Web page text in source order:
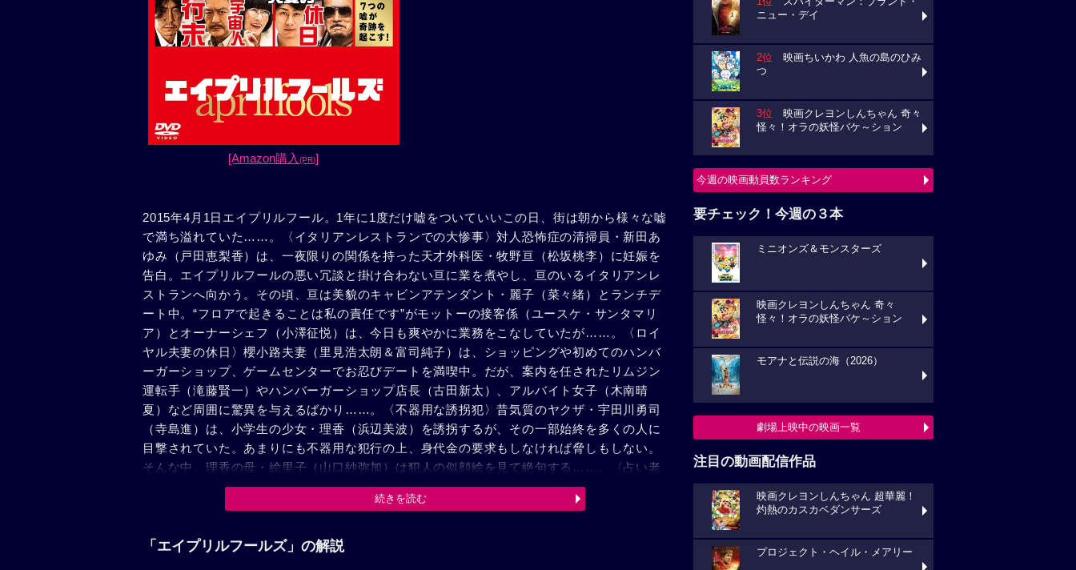
[Amazon購入(PR)]
2015年4月1日エイプリルフール。1年に1度だけ嘘をついていいこの日、街は朝から様々な嘘
で満ち溢れていた……。〈イタリアンレストランでの大惨事〉対人恐怖症の清掃員・新田あ
ゆみ（戸田恵梨香）は、一夜限りの関係を持った天才外科医・牧野亘（松坂桃李）に妊娠を
告白。エイプリルフールの悪い冗談と掛け合わない亘に業を煮やし、亘のいるイタリアンレ
ストランへ向かう。その頃、亘は美貌のキャビンアテンダント・麗子（菜々緒）とランチデ
ート中。“フロアで起きることは私の責任です”がモットーの接客係（ユースケ・サンタマリ
ア）とオーナーシェフ（小澤征悦）は、今日も爽やかに業務をこなしていたが……。〈ロイ
ヤル夫妻の休日〉櫻小路夫妻（里見浩太朗＆富司純子）は、ショッピングや初めてのハンバ
ーガーショップ、ゲームセンターでお忍びデートを満喫中。だが、案内を任されたリムジン
運転手（滝藤賢一）やハンバーガーショップ店長（古田新太）、アルバイト女子（木南晴
夏）など周囲に驚異を与えるばかり……。〈不器用な誘拐犯〉昔気質のヤクザ・宇田川勇司
（寺島進）は、小学生の少女・理香（浜辺美波）を誘拐するが、その一部始終を多くの人に
目撃されていた。あまりにも不器用な犯行の上、身代金の要求もしなければ脅しもしない。
そんな中、理香の母・絵里子（山口紗弥加）は犯人の似顔絵を見て絶句する……。〈占い老
婆の真実〉過去にトラウマを抱えた刑事・小野（高嶋政伸）は、不運続きの救急隊員（岡田
将生）から除霊師の老婆（りりィ）が大金を巻き上げている事を掴み、連行する。取り調べ
ので小野は全く取り合わない……。〈42年ぶり涙の生還〉11歳の時、父親と漁に出て遭難、
続きを読む
「エイプリルフールズ」の解説
ニュー・デイ
2位 映画ちいかわ 人魚の島のひみ
つ
3位 映画クレヨンしんちゃん 奇々
怪々！オラの妖怪バケ～ション
今週の映画動員数ランキング
要チェック！今週の３本
ミニオンズ＆モンスターズ
映画クレヨンしんちゃん 奇々
怪々！オラの妖怪バケ～ション
モアナと伝説の海（2026）
劇場上映中の映画一覧
注目の動画配信作品
映画クレヨンしんちゃん 超華麗！
灼熱のカスカベダンサーズ
プロジェクト・ヘイル・メアリー